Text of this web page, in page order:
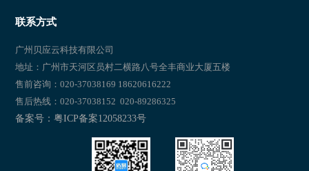
联系方式
广州贝应云科技有限公司
地址：广州市天河区员村二横路八号全丰商业大厦五楼
售前咨询：020-37038169 18620616222
售后热线：020-37038152 020-89286325
备案号：粤ICP备案12058233号